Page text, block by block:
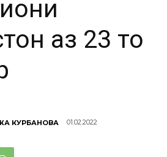
аз 23 то
КУРБАНОВА 01.02.2022